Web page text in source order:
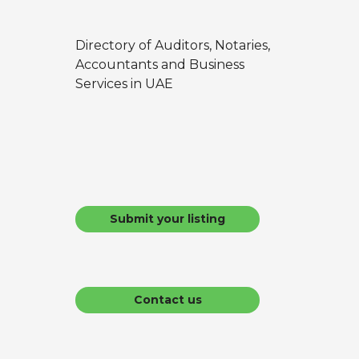
Directory of Auditors, Notaries,
Accountants and Business
Services in UAE
Submit your listing
Contact us